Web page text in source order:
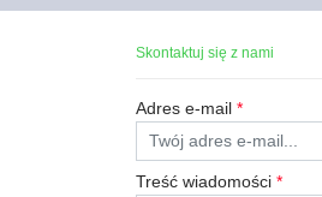
Skontaktuj się z nami
Adres e-mail *
Treść wiadomości *